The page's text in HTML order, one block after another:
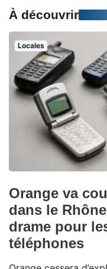
À découvrir
Locales
Orange va
dans le
drame pour
téléphones